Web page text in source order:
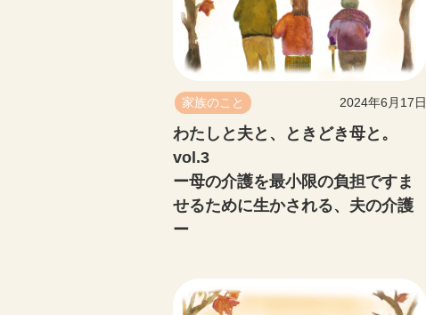
家族のこと 2024年6月17日
わたしと夫と、ときどき母と。
vol.3
ー母の介護を最小限の負担ですま
せるために生かされる、夫の介護
ー